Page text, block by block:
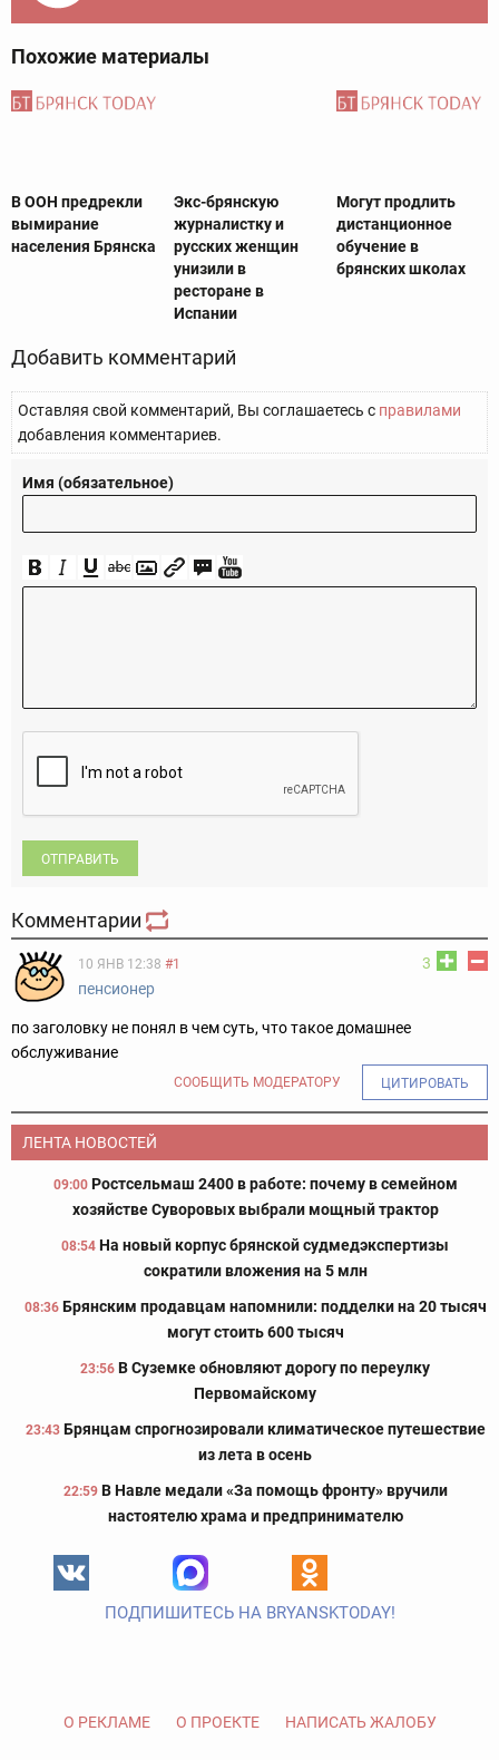
Похожие материалы
В ООН предрекли
вымирание
населения Брянска
Экс-брянскую
журналистку и
русских женщин
унизили в
ресторане в
Испании
Могут продлить
дистанционное
обучение в
брянских школах
Добавить комментарий
Оставляя свой комментарий, Вы соглашаетесь с правилами
добавления комментариев.
Имя (обязательное)
ОТПРАВИТЬ
Комментарии
3
10 ЯНВ 12:38 #1
пенсионер
по заголовку не понял в чем суть, что такое домашнее
обслуживание
СООБЩИТЬ МОДЕРАТОРУ ЦИТИРОВАТЬ
ЛЕНТА НОВОСТЕЙ
09:00 Ростсельмаш 2400 в работе: почему в семейном
хозяйстве Суворовых выбрали мощный трактор
08:54 На новый корпус брянской судмедэкспертизы
сократили вложения на 5 млн
08:36 Брянским продавцам напомнили: подделки на 20 тысяч
могут стоить 600 тысяч
23:56 В Суземке обновляют дорогу по переулку
Первомайскому
23:43 Брянцам спрогнозировали климатическое путешествие
из лета в осень
22:59 В Навле медали «За помощь фронту» вручили
настоятелю храма и предпринимателю
ПОДПИШИТЕСЬ НА BRYANSKTODAY!
О РЕКЛАМЕ О ПРОЕКТЕ НАПИСАТЬ ЖАЛОБУ